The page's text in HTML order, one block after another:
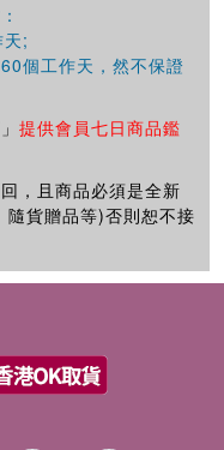
;
個工作天，然不保證
提供會員七日商品鑑
，且商品必須是全新
貨贈品等)否則恕不接